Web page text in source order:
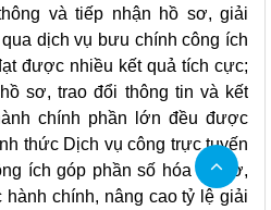
và tiếp nhận hồ sơ, giải
dịch vụ bưu chính công ích
được nhiều kết quả tích cực;
sơ, trao đổi thông tin và kết
chính phần lớn đều được
thức Dịch vụ công trực tuyến
ích góp phần số hóa hồ sơ,
hành chính, nâng cao tỷ lệ giải